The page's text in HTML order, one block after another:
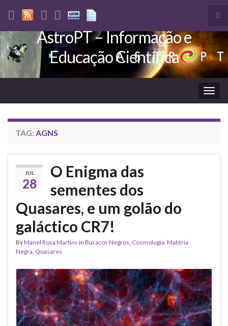
Search for:
AstroPT – Informação e
Educação Científica
TAG: AGNS
JUL
28
O Enigma das
sementes dos
Quasares, e um golão do
galáctico CR7!
ByManel Rosa Martins in Buracos Negros, Cosmologia, Matéria
Negra, Quasares